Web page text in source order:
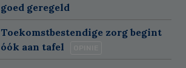
goed geregeld
Toekomstbestendige zorg begint
óók aan tafel